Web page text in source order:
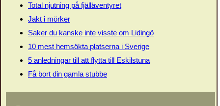
Total njutning på fjälläventyret
Jakt i mörker
Saker du kanske inte visste om Lidingö
10 mest hemsökta platserna i Sverige
5 anledningar till att flytta till Eskilstuna
Få bort din gamla stubbe